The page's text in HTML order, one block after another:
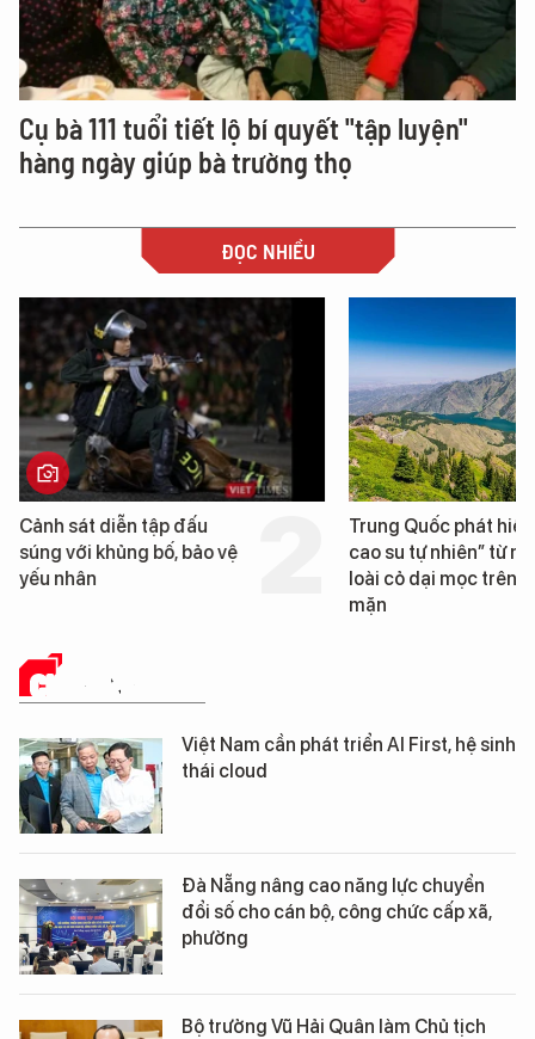
Cụ bà 111 tuổi tiết lộ bí quyết "tập luyện"
hàng ngày giúp bà trường thọ
ĐỌC NHIỀU
Trung Quốc phát hiện “mỏ
cao su tự nhiên” từ một
loài cỏ dại mọc trên đất
Loạt dự án bất động
Đà Nẵng sắp bị kiểm
CHUYỂN ĐỔI SỐ
Việt Nam cần phát triển AI First, hệ sinh
thái cloud
Đà Nẵng nâng cao năng lực chuyển
đổi số cho cán bộ, công chức cấp xã,
phường
Bộ trưởng Vũ Hải Quân làm Chủ tịch